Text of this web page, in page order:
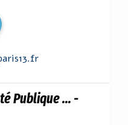
Publique ... -